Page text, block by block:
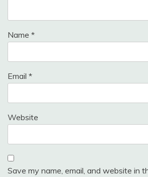
Name *
Email *
Website
Save my name, email, and website in